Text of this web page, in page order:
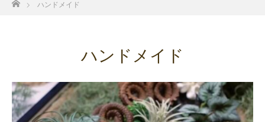
ハンドメイド
ハンドメイド